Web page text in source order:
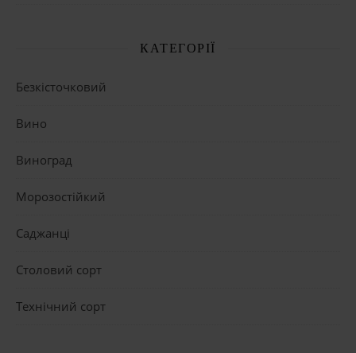
КАТЕГОРІЇ
Безкісточковий
Вино
Виноград
Морозостійкий
Саджанці
Столовий сорт
Технічний сорт